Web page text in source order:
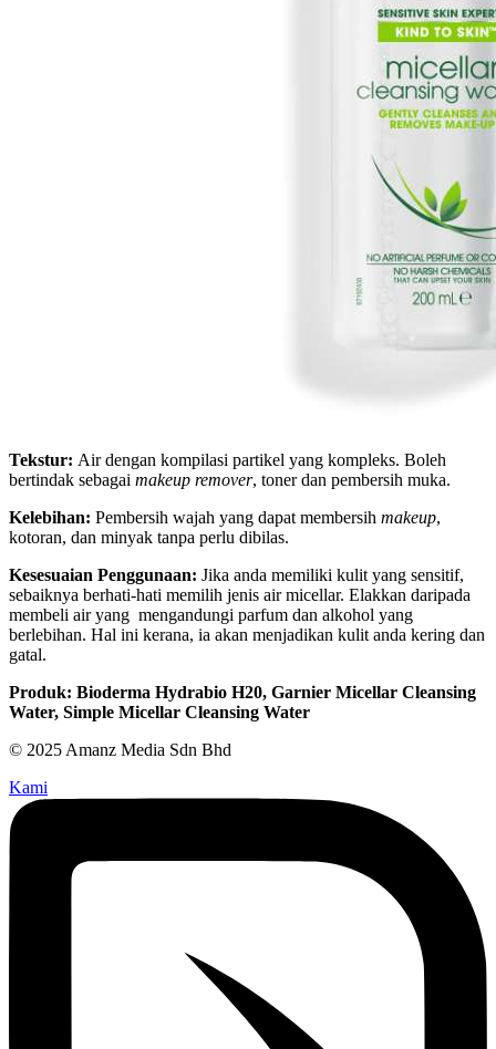
Tekstur: Air dengan kompilasi partikel yang kompleks. Boleh
bertindak sebagai makeup remover, toner dan pembersih muka.
Kelebihan: Pembersih wajah yang dapat membersih makeup,
kotoran, dan minyak tanpa perlu dibilas.
Kesesuaian Penggunaan: Jika anda memiliki kulit yang sensitif,
sebaiknya berhati-hati memilih jenis air micellar. Elakkan daripada
membeli air yang mengandungi parfum dan alkohol yang
berlebihan. Hal ini kerana, ia akan menjadikan kulit anda kering dan
gatal.
Produk: Bioderma Hydrabio H20, Garnier Micellar Cleansing
Water, Simple Micellar Cleansing Water
© 2025 Amanz Media Sdn Bhd
Kami